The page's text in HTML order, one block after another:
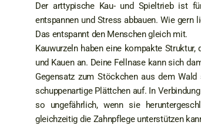
Der arttypische Kau- und Spieltrieb ist
entspannen und Stress abbauen. Wie gern
Das entspannt den Menschen gleich mit.
Kauwurzeln haben eine kompakte
und Kauen an. Deine Fellnase kann sich
Gegensatz zum Stöckchen aus dem
schuppenartige Plättchen auf. In
so ungefährlich, wenn sie
gleichzeitig die Zahnpflege unterstützen